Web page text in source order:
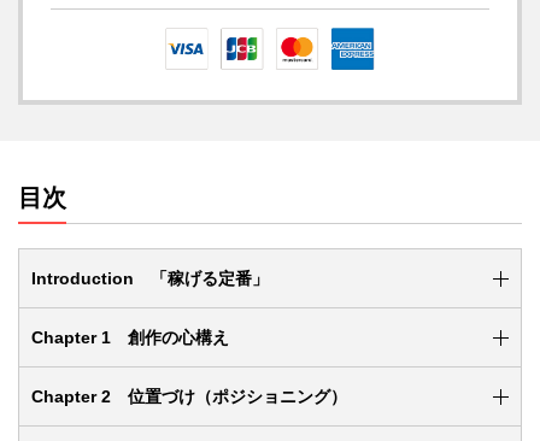
目次
Introduction 「稼げる定番」
Chapter 1 創作の心構え
Chapter 2 位置づけ（ポジショニング）